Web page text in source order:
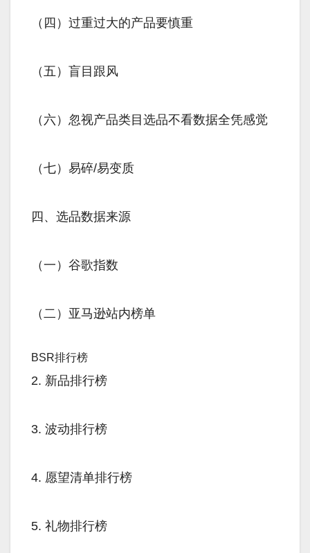
（四）过重过大的产品要慎重
（五）盲目跟风
（六）忽视产品类目选品不看数据全凭感觉
（七）易碎/易变质
四、选品数据来源
（一）谷歌指数
（二）亚马逊站内榜单
BSR排行榜
2. 新品排行榜
3. 波动排行榜
4. 愿望清单排行榜
5. 礼物排行榜